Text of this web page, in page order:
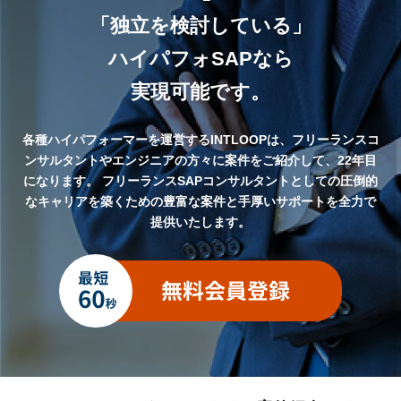
「独立を検討している」
ハイパフォSAPなら
実現可能です。
各種ハイパフォーマーを運営するINTLOOPは、フリーランスコ
ンサルタントやエンジニアの方々に案件をご紹介して、22年目
になります。フリーランスSAPコンサルタントとしての圧倒的
なキャリアを築くための豊富な案件と手厚いサポートを全力で
提供いたします。